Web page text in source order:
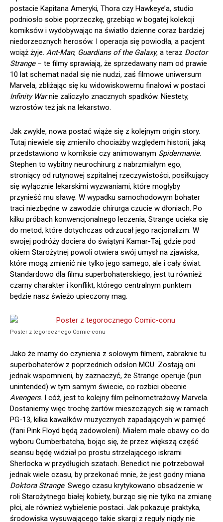
postacie Kapitana Ameryki, Thora czy Hawkeye’a, studio
podniosło sobie poprzeczkę, grzebiąc w bogatej kolekcji
komiksów i wydobywając na światło dzienne coraz bardziej
niedorzecznych herosów. I operacja się powiodła, a pacjent
wciąż żyje. Ant-Man, Guardians of the Galaxy, a teraz Doctor
Strange– te filmy sprawiają, że sprzedawany nam od prawie
10 lat schemat nadal się nie nudzi, zaś filmowe uniwersum
Marvela, zbliżając się ku widowiskowemu finałowi w postaci
Infinity Warnie zaliczyło znacznych spadków. Niestety,
wzrostów też jak na lekarstwo.
Jak zwykle, nowa postać wiąże się z kolejnym origin story.
Tutaj niewiele się zmieniło chociażby względem historii, jaką
przedstawiono w komiksie czy animowanym Spidermanie.
Stephen to wybitny neurochirurg z nabrzmiałym ego,
stroniący od rutynowej szpitalnej rzeczywistości, posiłkujący
się wyłącznie lekarskimi wyzwaniami, które mogłyby
przynieść mu sławę. W wypadku samochodowym bohater
traci niezbędne w zawodzie chirurga czucie w dłoniach. Po
kilku próbach konwencjonalnego leczenia, Strange ucieka się
do metod, które dotychczas odrzucał jego racjonalizm. W
swojej podróży dociera do świątyni Kamar-Taj, gdzie pod
okiem Starożytnej powoli otwiera swój umysł na zjawiska,
które mogą zmienić nie tylko jego samego, ale i cały świat.
Standardowo dla filmu superbohaterskiego, jest tu również
czarny charakter i konflikt, którego centralnym punktem
będzie nasz świeżo upieczony mag.
Poster z tegorocznego Comic-conu
Jako że mamy do czynienia z solowym filmem, zabraknie tu
superbohaterów z poprzednich odsłon MCU. Zostają oni
jednak wspomnieni, by zaznaczyć, że Strange operuje (pun
unintended) w tym samym świecie, co rozbici obecnie
Avengers. I cóż, jest to kolejny film pełnometrażowy Marvela.
Dostaniemy więc trochę żartów mieszczących się w ramach
PG-13, kilka kawałków muzycznych zapadających w pamięć
(fani Pink Floyd będą zadowoleni). Miałem małe obawy co do
wyboru Cumberbatcha, bojąc się, że przez większą część
seansu będę widział po prostu strzelającego iskrami
Sherlocka w przydługich szatach. Benedict nie potrzebował
jednak wiele czasu, by przekonać mnie, że jest godny miana
Doktora Strange. Swego czasu krytykowano obsadzenie w
roli Starożytnego białej kobiety, burząc się nie tylko na zmianę
płci, ale również wybielenie postaci. Jak pokazuje praktyka,
środowiska wysuwającego takie skargi z reguły nigdy nie